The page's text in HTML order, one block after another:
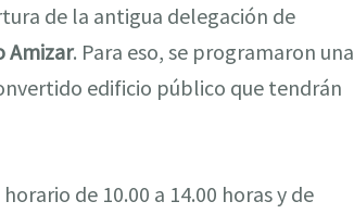
de la antigua delegación de
Amizar. Para eso, se programaron una
edificio público que tendrán
de 10.00 a 14.00 horas y de